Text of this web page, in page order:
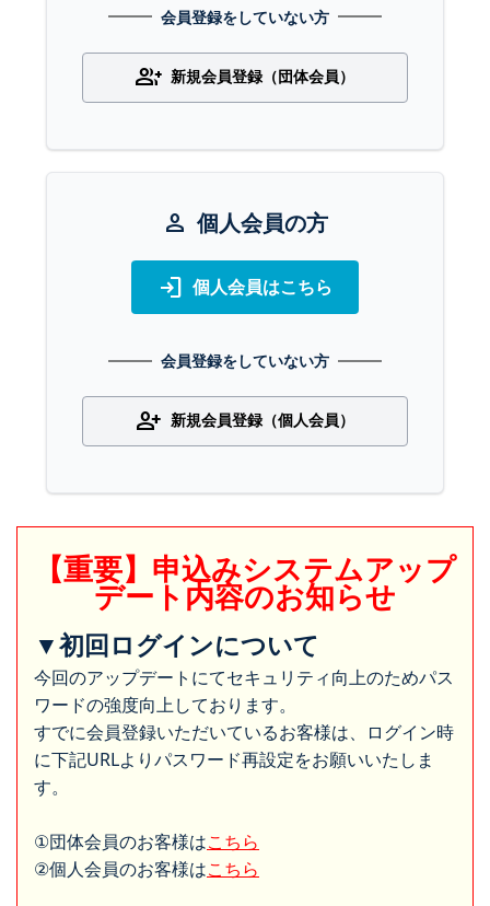
会員登録をしていない方
group_add 新規会員登録（団体会員）
person 個人会員の方
login 個人会員はこちら
会員登録をしていない方
person_add 新規会員登録（個人会員）
【重要】申込みシステムアップ
デート内容のお知らせ
▼初回ログインについて
今回のアップデートにてセキュリティ向上のためパス
ワードの強度向上しております。
すでに会員登録いただいているお客様は、ログイン時
に下記URLよりパスワード再設定をお願いいたしま
す。
①団体会員のお客様はこちら
②個人会員のお客様はこちら